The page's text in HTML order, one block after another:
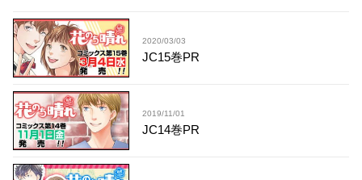
2020/03/03
JC15巻PR
2019/11/01
JC14巻PR